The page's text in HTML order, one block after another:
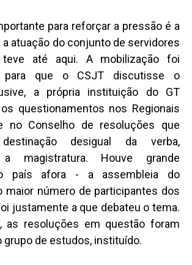
para reforçar a pressão é a
a atuação do conjunto de servidores
até aqui. A mobilização foi
para que o CSJT discutisse o
a própria instituição do GT
questionamentos nos Regionais
no Conselho de resoluções que
desigual da verba,
a magistratura. Houve grande
país afora - a assembleia do
maior número de participantes dos
justamente a que debateu o tema.
as resoluções em questão foram
grupo de estudos, instituído.